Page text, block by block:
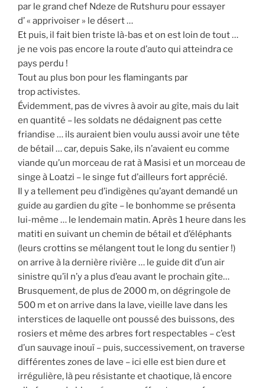
par le grand chef Ndeze de Rutshuru pour essayer
d’ « apprivoiser » le désert …
Et puis, il fait bien triste là-bas et on est loin de tout …
je ne vois pas encore la route d’auto qui atteindra ce
pays perdu !
Tout au plus bon pour les flamingants par
trop activistes.
Évidemment, pas de vivres à avoir au gîte, mais du lait
en quantité – les soldats ne dédaignent pas cette
friandise … ils auraient bien voulu aussi avoir une tête
de bétail … car, depuis Sake, ils n’avaient eu comme
viande qu’un morceau de rat à Masisi et un morceau de
singe à Loatzi – le singe fut d’ailleurs fort apprécié.
Il y a tellement peu d’indigènes qu’ayant demandé un
guide au gardien du gîte – le bonhomme se présenta
lui-même … le lendemain matin. Après 1 heure dans les
matiti en suivant un chemin de bétail et d’éléphants
(leurs crottins se mélangent tout le long du sentier !)
on arrive à la dernière rivière … le guide dit d’un air
sinistre qu’il n’y a plus d’eau avant le prochain gîte…
Brusquement, de plus de 2000 m, on dégringole de
500 m et on arrive dans la lave, vieille lave dans les
interstices de laquelle ont poussé des buissons, des
rosiers et même des arbres fort respectables – c’est
d’un sauvage inouï – puis, successivement, on traverse
différentes zones de lave – ici elle est bien dure et
irrégulière, là peu résistante et chaotique, là encore